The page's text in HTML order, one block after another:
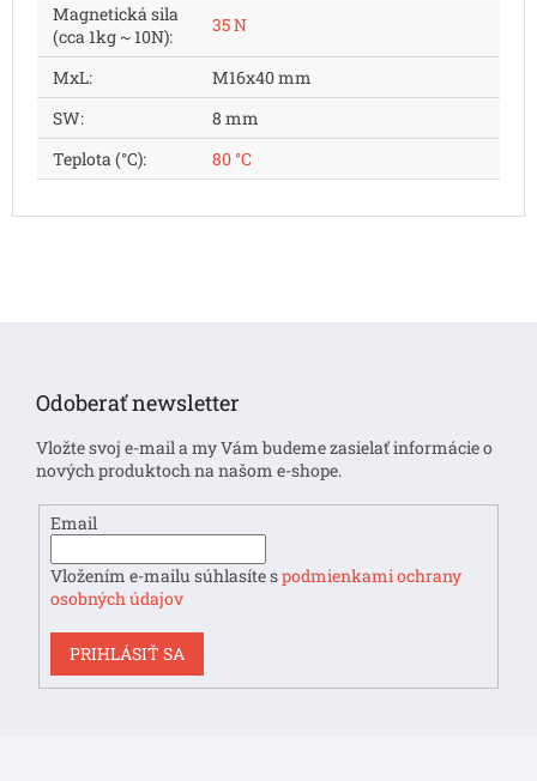
Magnetická sila
(cca 1kg ~ 10N):
35 N
MxL:
M16x40 mm
SW:
8 mm
Teplota (°C): 80 °C
Odoberať newsletter
Vložte svoj e-mail a my Vám budeme zasielať informácie o
nových produktoch na našom e-shope.
Email
Vložením e-mailu súhlasíte spodmienkami ochrany
osobných údajov
PRIHLÁSIŤ SA